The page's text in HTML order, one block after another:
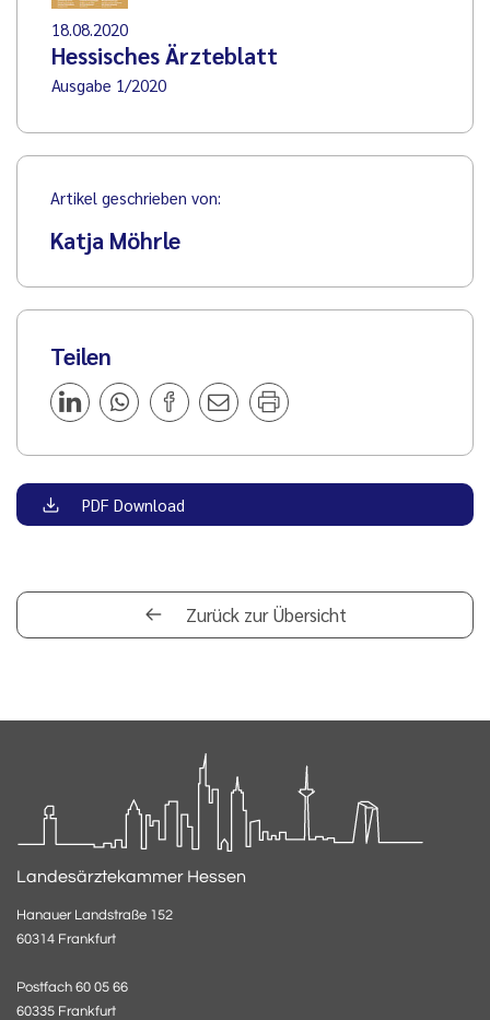
18.08.2020
Hessisches Ärzteblatt
Ausgabe 1/2020
Artikel geschrieben von:
Katja Möhrle
Teilen
PDF Download
Zurück zur Übersicht
Landesärztekammer Hessen
Hanauer Landstraße 152
60314 Frankfurt
Postfach 60 05 66
60335 Frankfurt